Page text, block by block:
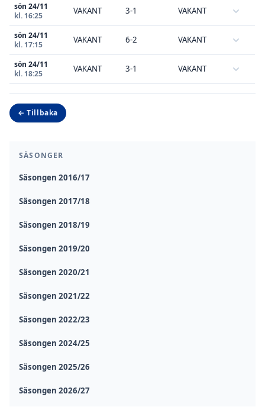
SÄSONGER
Säsongen 2016/17
Säsongen 2017/18
Säsongen 2018/19
Säsongen 2019/20
Säsongen 2020/21
Säsongen 2021/22
Säsongen 2022/23
Säsongen 2024/25
Säsongen 2025/26
Säsongen 2026/27
sön 24/11
kl. 16:25
VAKANT 3-1 VAKANT
sön 24/11
kl. 17:15
VAKANT 6-2 VAKANT
sön 24/11
kl. 18:25
VAKANT 3-1 VAKANT
← Tillbaka